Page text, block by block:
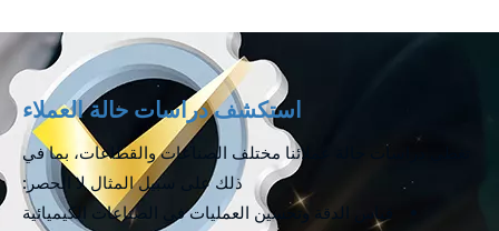
استكشف دراسات حالة العملاء
تغطي دراسات حالة عملائنا مختلف الصناعات والقطاعات، بما في
ذلك على سبيل المثال لا الحصر:
قياس الدقة وتحسين العمليات في الصناعات الكيميائية